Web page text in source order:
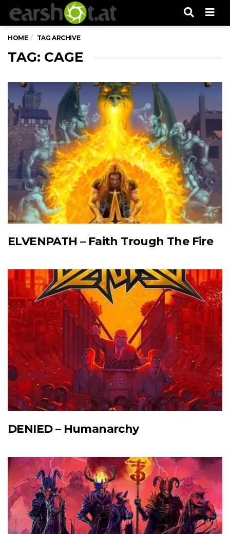
HOME TAG ARCHIVE
TAG: CAGE
ELVENPATH – Faith Trough The Fire
DENIED – Humanarchy